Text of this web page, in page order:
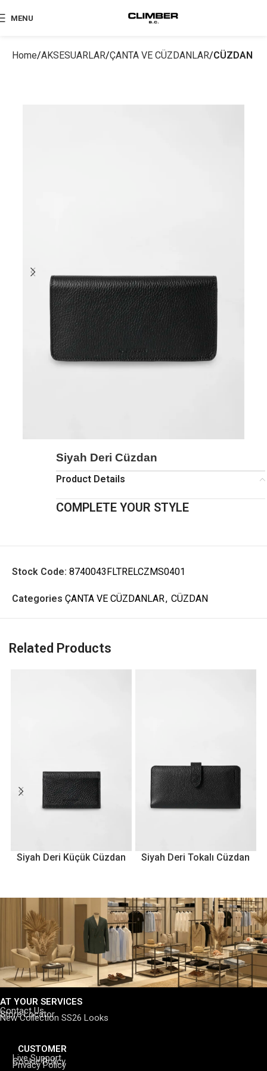
MENU
Home AKSESUARLAR ÇANTA VE CÜZDANLAR CÜZDAN
Siyah Deri Cüzdan
Product Details
COMPLETE YOUR STYLE
Stock Code: 8740043FLTRELCZMS0401
Categories ÇANTA VE CÜZDANLAR, CÜZDAN
Related Products
Siyah Deri Küçük Cüzdan Siyah Deri Tokalı Cüzdan
AT YOUR SERVICES
Contact Us
Store Locator
New Collection SS26 Looks
CUSTOMER
Live Support
Cookie Policy
Privacy Policy